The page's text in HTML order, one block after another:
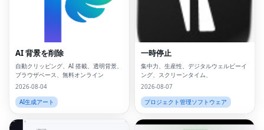
AI 背景を削除
自動クリッピング、AI 搭載、透明背景、
ブラウザベース、無料オンライン
2026-08-04
AI生成アート
一時停止
集中力、生産性、デジタルウェルビーイ
ング、スクリーンタイム、
2026-08-07
プロジェクト管理ソフトウェア